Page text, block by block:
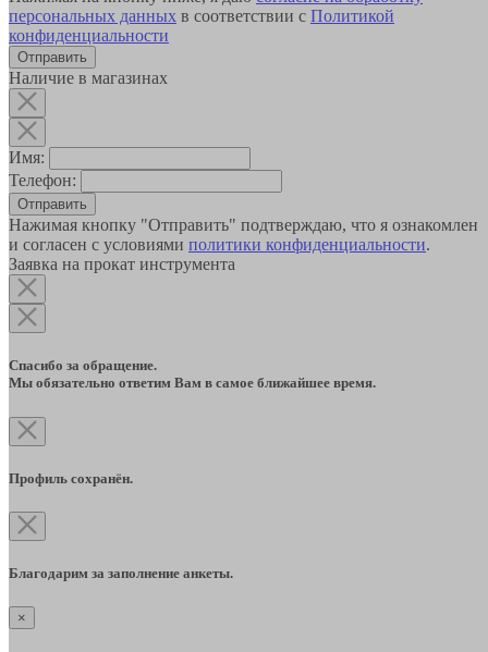
персональных данных в соответствии с Политикой
конфиденциальности
Наличие в магазинах
Имя:
Телефон:
Отправить
Нажимая кнопку "Отправить" подтверждаю, что я ознакомлен
и согласен с условиями политики конфиденциальности.
Заявка на прокат инструмента
Спасибо за обращение.
Мы обязательно ответим Вам в самое ближайшее время.
Профиль сохранён.
Благодарим за заполнение анкеты.
×